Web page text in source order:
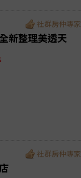
社群房仲專家
新整理美透天
社群房仲專家